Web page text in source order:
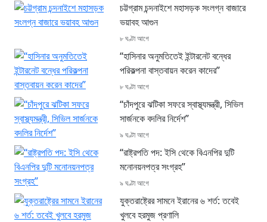
চট্টগ্রাম চন্দনাইশে মহাসড়ক সংলগ্ন বাজারে
ভয়াবহ আগুন
৮ ঘণ্টা আগে
“হাসিনার অনুমতিতেই ইন্টারনেট বন্ধের
পরিকল্পনা বাস্তবায়ন করেন কাদের”
৮ ঘণ্টা আগে
“চাঁদপুরে ঝটিকা সফরে স্বাস্থ্যমন্ত্রী, সিভিল
সার্জনকে বদলির নির্দেশ”
৯ ঘণ্টা আগে
“রাষ্ট্রপতি পদ: ইসি থেকে বিএনপির দুটি
মনোনয়নপত্র সংগ্রহ”
৯ ঘণ্টা আগে
যুক্তরাষ্ট্রের সামনে ইরানের ৬ শর্ত: তবেই
খুলবে হরমুজ প্রণালি